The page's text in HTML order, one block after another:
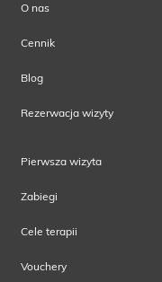
O nas
Cennik
Blog
Rezerwacja wizyty
Pierwsza wizyta
Zabiegi
Cele terapii
Vouchery